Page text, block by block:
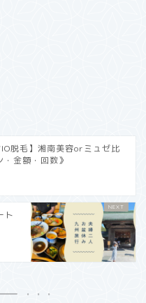
脱毛】湘南美容orミュゼ比
・金額・回数》
ト